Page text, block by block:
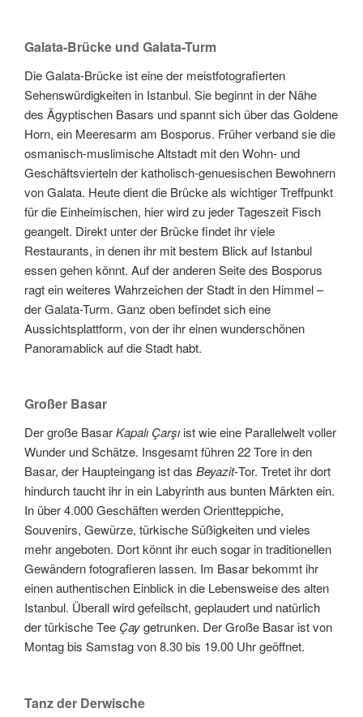
Galata-Brücke und Galata-Turm
Die Galata-Brücke ist eine der meistfotografierten
Sehenswürdigkeiten in Istanbul. Sie beginnt in der Nähe
des Ägyptischen Basars und spannt sich über das Goldene
Horn, ein Meeresarm am Bosporus. Früher verband sie die
osmanisch-muslimische Altstadt mit den Wohn- und
Geschäftsvierteln der katholisch-genuesischen Bewohnern
von Galata. Heute dient die Brücke als wichtiger Treffpunkt
für die Einheimischen, hier wird zu jeder Tageszeit Fisch
geangelt. Direkt unter der Brücke findet ihr viele
Restaurants, in denen ihr mit bestem Blick auf Istanbul
essen gehen könnt. Auf der anderen Seite des Bosporus
ragt ein weiteres Wahrzeichen der Stadt in den Himmel –
der Galata-Turm. Ganz oben befindet sich eine
Aussichtsplattform, von der ihr einen wunderschönen
Panoramablick auf die Stadt habt.
Großer Basar
Der große BasarKapalı Çarşı ist wie eine Parallelwelt voller
Wunder und Schätze. Insgesamt führen 22 Tore in den
Basar, der Haupteingang ist das Beyazit-Tor. Tretet ihr dort
hindurch taucht ihr in ein Labyrinth aus bunten Märkten ein.
In über 4.000 Geschäften werden Orientteppiche,
Souvenirs, Gewürze, türkische Süßigkeiten und vieles
mehr angeboten. Dort könnt ihr euch sogar in traditionellen
Gewändern fotografieren lassen. Im Basar bekommt ihr
einen authentischen Einblick in die Lebensweise des alten
Istanbul. Überall wird gefeilscht, geplaudert und natürlich
der türkische Tee Çaygetrunken. Der Große Basar ist von
Montag bis Samstag von 8.30 bis 19.00 Uhr geöffnet.
Tanz der Derwische